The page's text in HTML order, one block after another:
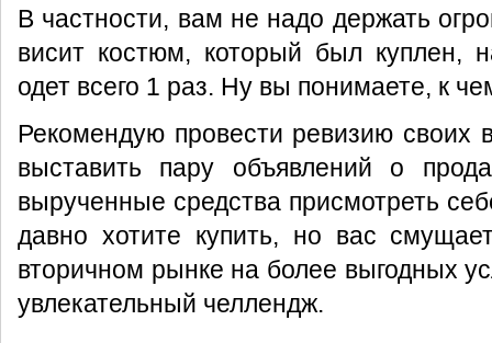
В частности, вам не надо держать
висит костюм, который был куплен,
одет всего 1 раз. Ну вы понимаете, к
Рекомендую провести ревизию своих
выставить пару объявлений о
вырученные средства присмотреть
давно хотите купить, но вас
вторичном рынке на более выгодных
увлекательный челлендж.